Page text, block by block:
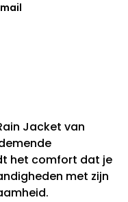
Jacket van
het comfort dat je
met zijn